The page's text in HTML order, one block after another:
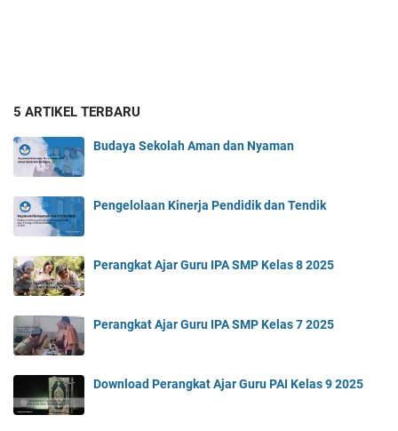
5 ARTIKEL TERBARU
Budaya Sekolah Aman dan Nyaman
Pengelolaan Kinerja Pendidik dan Tendik
Perangkat Ajar Guru IPA SMP Kelas 8 2025
Perangkat Ajar Guru IPA SMP Kelas 7 2025
Download Perangkat Ajar Guru PAI Kelas 9 2025